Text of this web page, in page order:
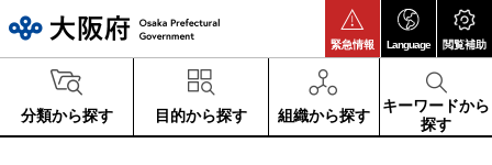
緊急情報 Language 閲覧補助
分類から探す 目的から探す 組織から探す
キーワードから
探す